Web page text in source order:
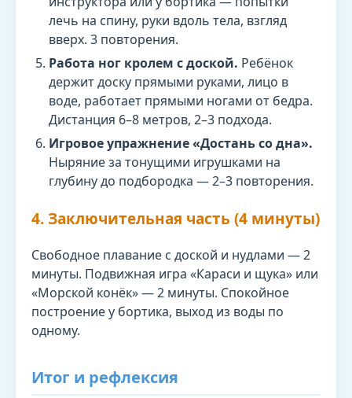
лечь на спину, руки вдоль тела, взгляд
вверх. 3 повторения.
Работа ног кролем с доской. Ребёнок
держит доску прямыми руками, лицо в
воде, работает прямыми ногами от бедра.
Дистанция 6–8 метров, 2–3 подхода.
Игровое упражнение «Достань со дна».
Ныряние за тонущими игрушками на
глубину до подбородка — 2–3 повторения.
4. Заключительная часть (4 минуты)
Свободное плавание с доской и нудлами — 2
минуты. Подвижная игра «Караси и щука» или
«Морской конёк» — 2 минуты. Спокойное
построение у бортика, выход из воды по
одному.
Итог и рефлексия